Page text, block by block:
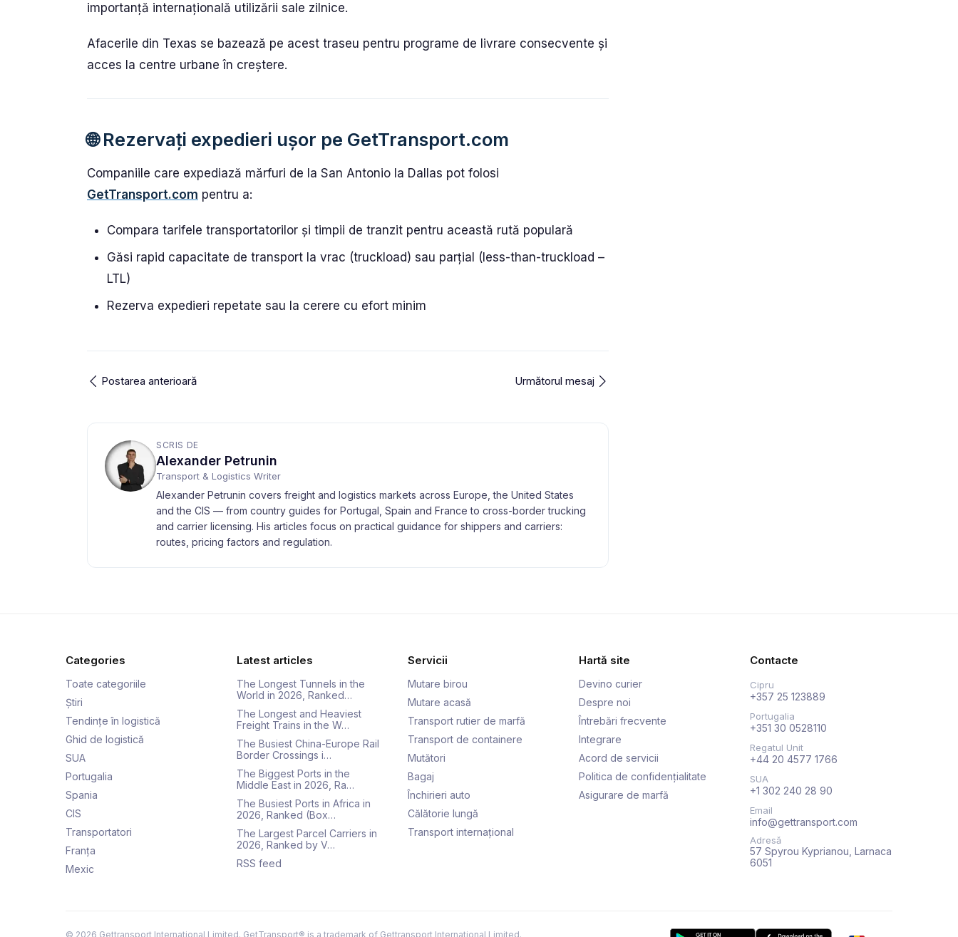
importanță internațională utilizării sale zilnice.
Afacerile din Texas se bazează pe acest traseu pentru programe de livrare consecvente și
acces la centre urbane în creștere.
🌐 Rezervați expedieri ușor pe GetTransport.com
Companiile care expediază mărfuri de la San Antonio la Dallas pot folosi
GetTransport.com pentru a:
Compara tarifele transportatorilor și timpii de tranzit pentru această rută populară
Găsi rapid capacitate de transport la vrac (truckload) sau parțial (less-than-truckload –
LTL)
Rezerva expedieri repetate sau la cerere cu efort minim
Postarea anterioară Următorul mesaj
SCRIS DE
Alexander Petrunin
Transport & Logistics Writer
Alexander Petrunin covers freight and logistics markets across Europe, the United States
and the CIS — from country guides for Portugal, Spain and France to cross-border trucking
and carrier licensing. His articles focus on practical guidance for shippers and carriers:
routes, pricing factors and regulation.
Categories
Toate categoriile
Știri
Tendințe în logistică
Ghid de logistică
SUA
Portugalia
Spania
CIS
Transportatori
Franța
Mexic
Latest articles
The Longest Tunnels in the
World in 2026, Ranked…
The Longest and Heaviest
Freight Trains in the W…
The Busiest China-Europe Rail
Border Crossings i…
The Biggest Ports in the
Middle East in 2026, Ra…
The Busiest Ports in Africa in
2026, Ranked (Box…
The Largest Parcel Carriers in
2026, Ranked by V…
RSS feed
Servicii
Mutare birou
Mutare acasă
Transport rutier de marfă
Transport de containere
Mutători
Bagaj
Închirieri auto
Călătorie lungă
Transport internațional
Hartă site
Devino curier
Despre noi
Întrebări frecvente
Integrare
Acord de servicii
Politica de confidențialitate
Asigurare de marfă
Contacte
Cipru
+357 25 123889
Portugalia
+351 30 0528110
Regatul Unit
+44 20 4577 1766
SUA
+1 302 240 28 90
Email
info@gettransport.com
Adresă
57 Spyrou Kyprianou, Larnaca
6051
© 2026 Gettransport International Limited. GetTransport® is a trademark of Gettransport International Limited.